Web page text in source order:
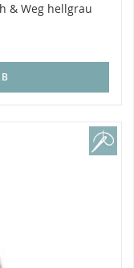
& Weg hellgrau